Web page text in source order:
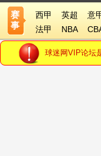
赛
事
西甲 英超 意
法甲
NBA
球迷网VIP论坛